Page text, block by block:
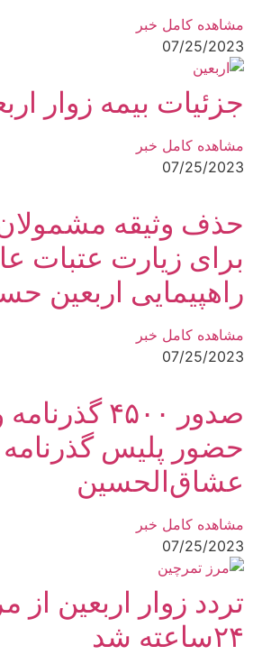
مشاهده کامل خبر
07/25/2023
جزئیات بیمه زوار
مشاهده کامل خبر
07/25/2023
حذف وثیقه
برای زیارت عتبات
راهپیمایی اربعین
مشاهده کامل خبر
07/25/2023
صدور ۴۵۰۰
حضور پلیس
عشاق‌الحسین
مشاهده کامل خبر
07/25/2023
تردد زوار اربعین از
۲۴ساعته شد